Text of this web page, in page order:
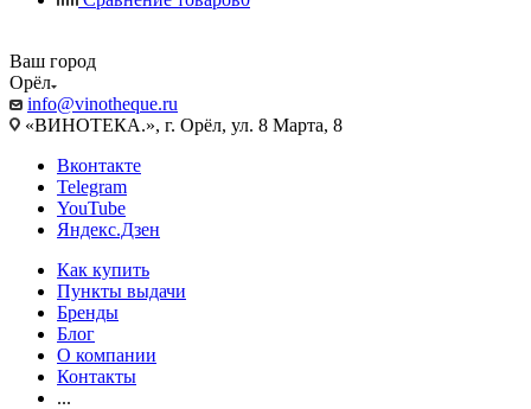
Ваш город
Орёл
info@vinotheque.ru
«ВИНОТЕКА.», г. Орёл, ул. 8 Марта, 8
Вконтакте
Telegram
YouTube
Яндекс.Дзен
Как купить
Пункты выдачи
Бренды
Блог
О компании
Контакты
...